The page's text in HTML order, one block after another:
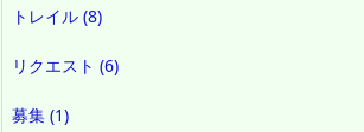
トレイル (8)
リクエスト (6)
募集 (1)